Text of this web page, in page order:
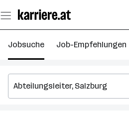
Seiteninhalt
springen
Jobsuche Job-Empfehlungen